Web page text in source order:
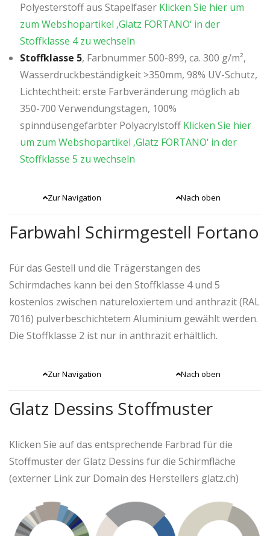
Polyesterstoff aus Stapelfaser Klicken Sie hier um
zum Webshopartikel ‚Glatz FORTANO‘ in der
Stoffklasse 4 zu wechseln
Stoffklasse 5, Farbnummer 500-899, ca. 300 g/m²,
Wasserdruckbeständigkeit >350mm, 98% UV-Schutz,
Lichtechtheit: erste Farbveränderung möglich ab
350-700 Verwendungstagen, 100%
spinndüsengefärbter PolyacrylstoffKlicken Sie hier
um zum Webshopartikel ‚Glatz FORTANO‘ in der
Stoffklasse 5 zu wechseln
Zur Navigation Nach oben
Farbwahl Schirmgestell Fortano
Für das Gestell und die Trägerstangen des
Schirmdaches kann bei den Stoffklasse 4 und 5
kostenlos zwischen natureloxiertem und anthrazit (RAL
7016) pulverbeschichtetem Aluminium gewählt werden.
Die Stoffklasse 2 ist nur in anthrazit erhältlich.
Zur Navigation Nach oben
Glatz Dessins Stoffmuster
Klicken Sie auf das entsprechende Farbrad für die
Stoffmuster der Glatz Dessins für die Schirmfläche
(externer Link zur Domain des Herstellers glatz.ch)